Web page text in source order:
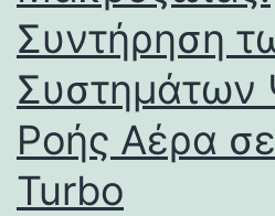
Συντήρηση
Συστημάτων
Ροής Αέρα
Turbo